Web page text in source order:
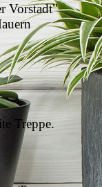
Vorstadt"
Treppe.